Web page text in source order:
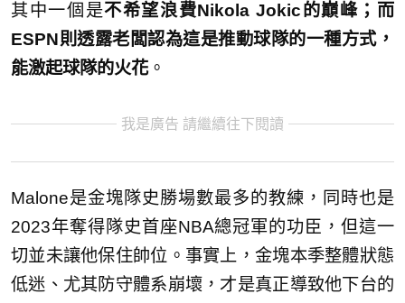
其中一個是不希望浪費Nikola Jokic的巔峰；而
ESPN則透露老闆認為這是推動球隊的一種方式，
能激起球隊的火花。
我是廣告 請繼續往下閱讀
Malone是金塊隊史勝場數最多的教練，同時也是
2023年奪得隊史首座NBA總冠軍的功臣，但這一
切並未讓他保住帥位。事實上，金塊本季整體狀態
低迷、尤其防守體系崩壞，才是真正導致他下台的